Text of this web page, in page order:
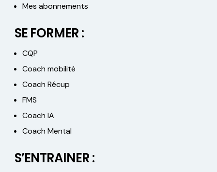
Mes abonnements
SE FORMER :
CQP
Coach mobilité
Coach Récup
FMS
Coach IA
Coach Mental
S’ENTRAINER :